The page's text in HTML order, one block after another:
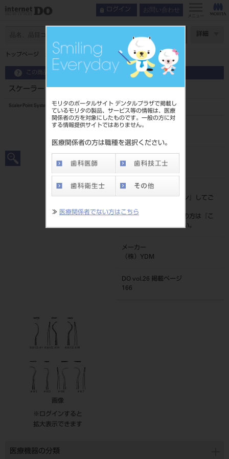
モリタのポータルサイト デンタルプラザで掲載し
ているモリタの製品、サービス等の情報は、医療
関係者の方を対象にしたものです。一般の方に対
する情報提供サイトではありません。
医療関係者の方は職種を選択ください。
≫ 医療関係者でない方はこちら
ログイン お問い合わせ
メニュー
詳細
トップページ スケーラー ポイント式 医歯大型 3本入 ＃3A
この商品に関するお問い合わせ
スケーラー ポイント式 医歯大型 3本入 ＃3A
Scaler Point System
品目コード
4963931236039
標準価格
価格の確認は『ログイン
』してご
ネット会員登録がまだの方は『
こ
ちら』より登録ください。
メーカー
（株）YDM
DO vol.26 掲載ページ
166
画像
※ログインすると
拡大表示できます
医療機器の分類